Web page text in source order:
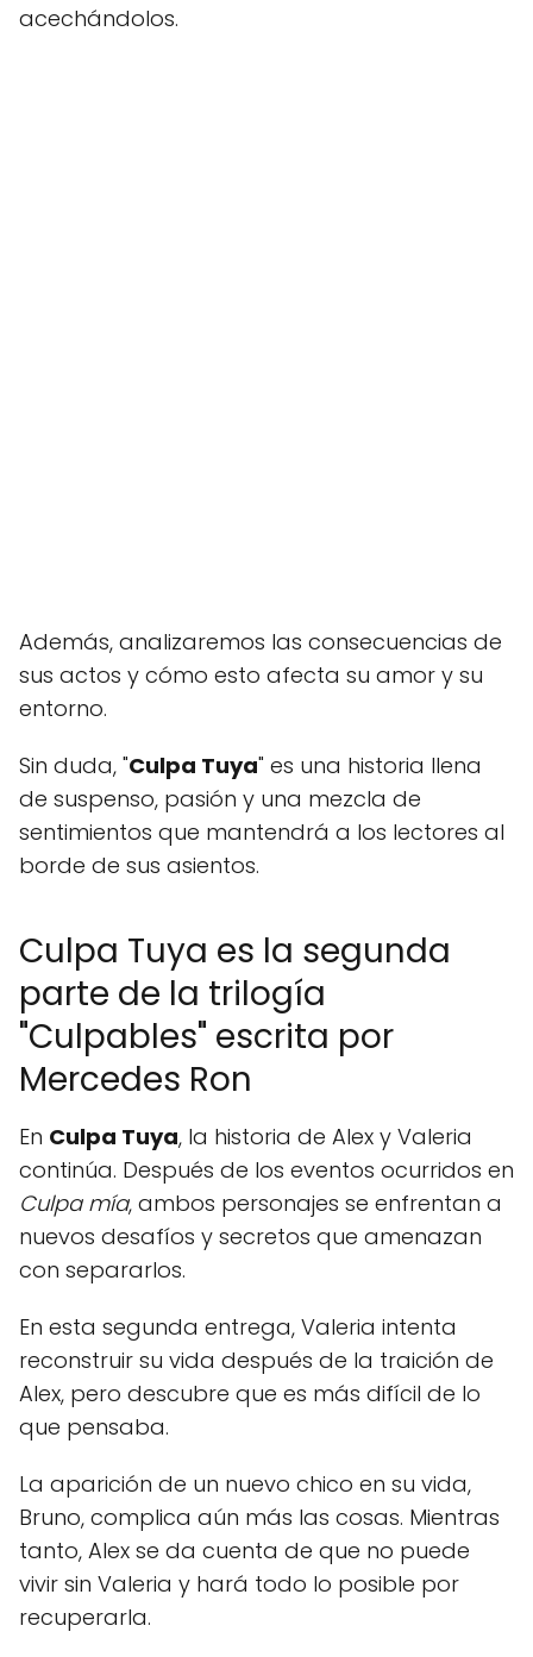
acechándolos.
Además, analizaremos las consecuencias de
sus actos y cómo esto afecta su amor y su
entorno.
Sin duda, "Culpa Tuya" es una historia llena
de suspenso, pasión y una mezcla de
sentimientos que mantendrá a los lectores al
borde de sus asientos.
Culpa Tuya es la segunda
parte de la trilogía
"Culpables" escrita por
Mercedes Ron
En Culpa Tuya, la historia de Alex y Valeria
continúa. Después de los eventos ocurridos en
Culpa mía, ambos personajes se enfrentan a
nuevos desafíos y secretos que amenazan
con separarlos.
En esta segunda entrega, Valeria intenta
reconstruir su vida después de la traición de
Alex, pero descubre que es más difícil de lo
que pensaba.
La aparición de un nuevo chico en su vida,
Bruno, complica aún más las cosas. Mientras
tanto, Alex se da cuenta de que no puede
vivir sin Valeria y hará todo lo posible por
recuperarla.